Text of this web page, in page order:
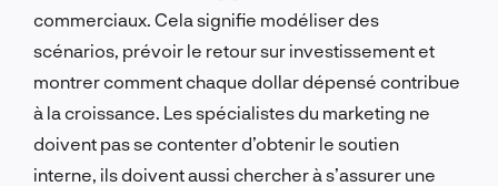
commerciaux. Cela signifie modéliser des
scénarios, prévoir le retour sur investissement et
montrer comment chaque dollar dépensé contribue
à la croissance. Les spécialistes du marketing ne
doivent pas se contenter d’obtenir le soutien
interne, ils doivent aussi chercher à s’assurer une